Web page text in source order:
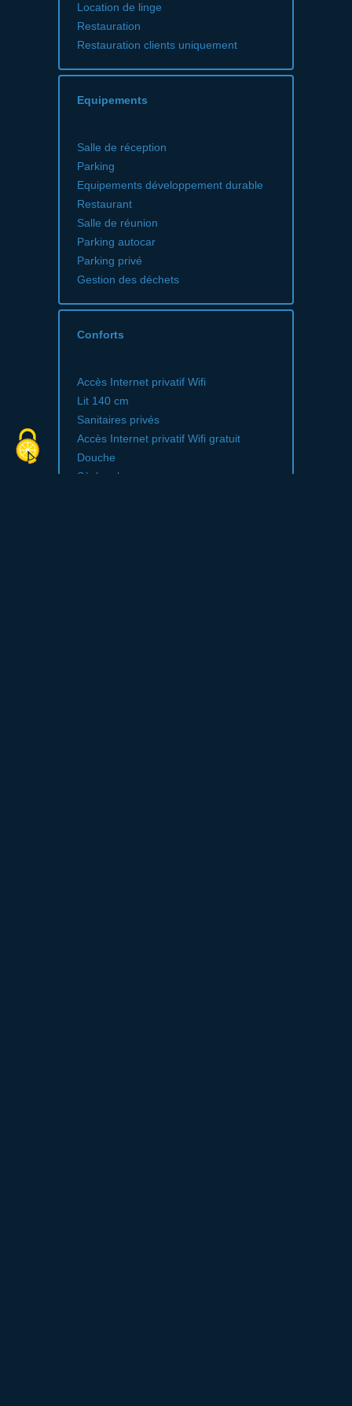
Location de linge
Restauration
Restauration clients uniquement
Equipements
Salle de réception
Parking
Equipements développement durable
Restaurant
Salle de réunion
Parking autocar
Parking privé
Gestion des déchets
Conforts
Accès Internet privatif Wifi
Lit 140 cm
Sanitaires privés
Accès Internet privatif Wifi gratuit
Douche
Sèche cheveux